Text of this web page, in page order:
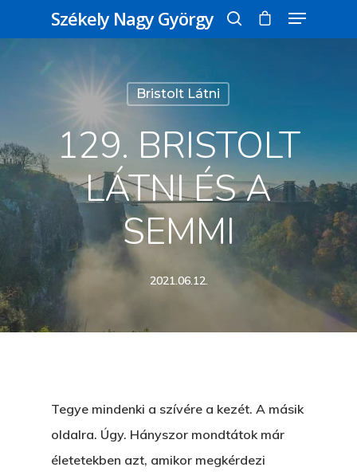
Üss egy entert a kereséshez, vagy nyomd
meg az ESC gombot a bezáráshoz
Székely Nagy György
Bristolt Látni
129. BRISTOLT
LÁTNI ÉS A
SEMMI
2021.06.12.
Tegye mindenki a szívére a kezét. A másik
oldalra. Úgy. Hányszor mondtátok már
életetekben azt, amikor megkérdezi